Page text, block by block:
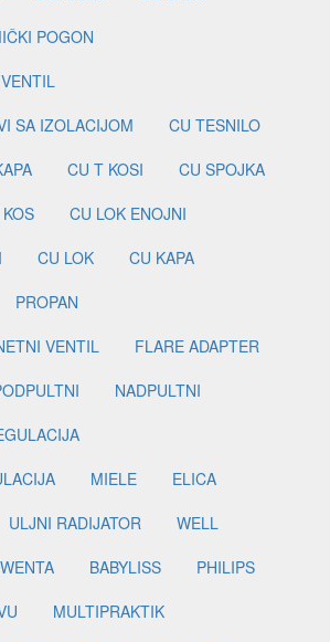
POGON
SA IZOLACIJOM
CU TESNILO
CU T KOSI
CU SPOJKA
CU LOK ENOJNI
CU LOK
CU KAPA
PROPAN
VENTIL
FLARE ADAPTER
NADPULTNI
MIELE
ELICA
ULJNI RADIJATOR
WELL
BABYLISS
PHILIPS
MULTIPRAKTIK